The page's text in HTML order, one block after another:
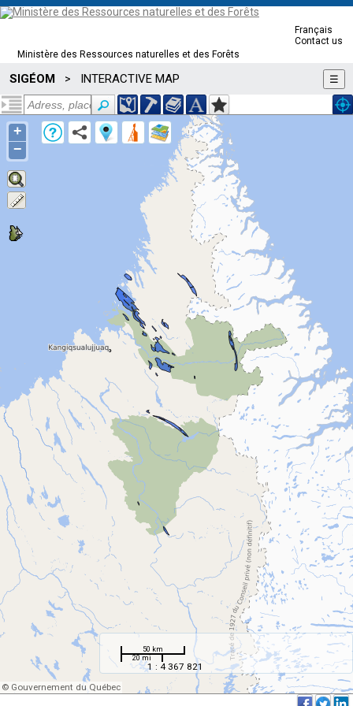
Ministère des Ressources naturelles et des Forêts
Français
Contact us
SIGÉOM > INTERACTIVE MAP ☰
50 km
20 mi
1 : 4 367 821
© Gouvernement du Québec
+
−